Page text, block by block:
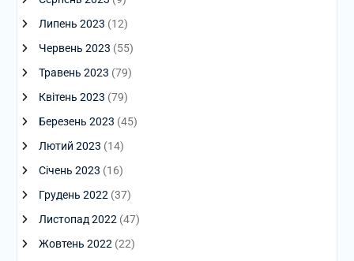
Липень 2023 (12)
Червень 2023 (55)
Травень 2023 (79)
Квітень 2023 (79)
Березень 2023 (45)
Лютий 2023 (14)
Січень 2023 (16)
Грудень 2022 (37)
Листопад 2022 (47)
Жовтень 2022 (22)